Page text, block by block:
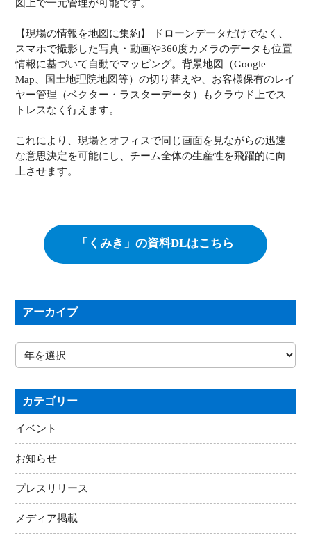
図上で一元管理が可能です。
【現場の情報を地図に集約】 ドローンデータだけでなく、
スマホで撮影した写真・動画や360度カメラのデータも位置
情報に基づいて自動でマッピング。背景地図（Google
Map、国土地理院地図等）の切り替えや、お客様保有のレイ
ヤー管理（ベクター・ラスターデータ）もクラウド上でス
トレスなく行えます。
これにより、現場とオフィスで同じ画面を見ながらの迅速
な意思決定を可能にし、チーム全体の生産性を飛躍的に向
上させます。
「くみき」の資料DLはこちら
アーカイブ
カテゴリー
イベント
お知らせ
プレスリリース
メディア掲載